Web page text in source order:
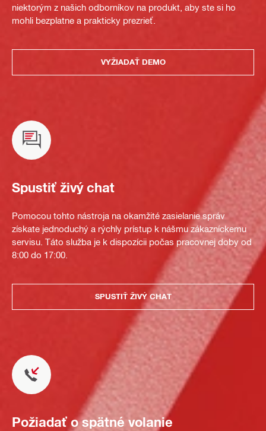
niektorým z našich odborníkov na produkt, aby ste si ho
mohli bezplatne a prakticky prezrieť.
VYŽIADAŤ DEMO
Spustiť živý chat
Pomocou tohto nástroja na okamžité zasielanie správ
získate jednoduchý a rýchly prístup k nášmu zákazníckemu
servisu. Táto služba je k dispozícii počas pracovnej doby od
8:00 do 17:00.
SPUSTIŤ ŽIVÝ CHAT
Požiadať o spätné volanie